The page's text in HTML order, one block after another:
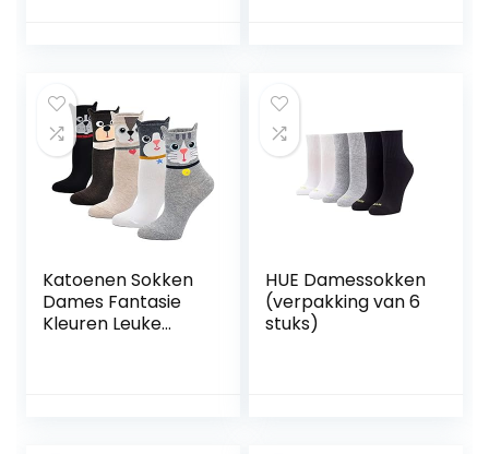
Mode Dames
Sokken Meisje
Katoenen
Kerstsokken Miss
damessokken,
geschenken voor
vrouwen, één
Katoenen Sokken
Dames Fantasie
Kleuren Leuke
HUE Damessokken
(verpakking van 6
stuks)